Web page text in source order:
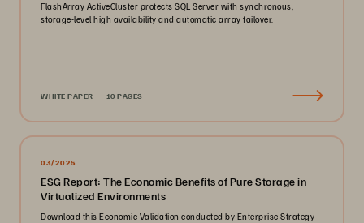
FlashArray ActiveCluster protects SQL Server with synchronous,
storage-level high availability and automatic array failover.
WHITE PAPER 10 PAGES
03/2025
ESG Report: The Economic Benefits of Pure Storage in
Virtualized Environments
Download this Economic Validation conducted by Enterprise Strategy